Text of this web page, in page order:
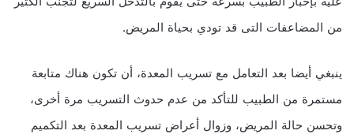
من المضاعفات التى قد تودي بحياة المريض.
ينبغي أيضا بعد التعامل مع تسريب المعدة، أن تكون هناك متابعة
مستمرة من الطبيب للتأكد من عدم حدوث التسريب مرة أخرى،
وتحسن حالة المريض، وزوال أعراض تسريب المعدة بعد التكميم